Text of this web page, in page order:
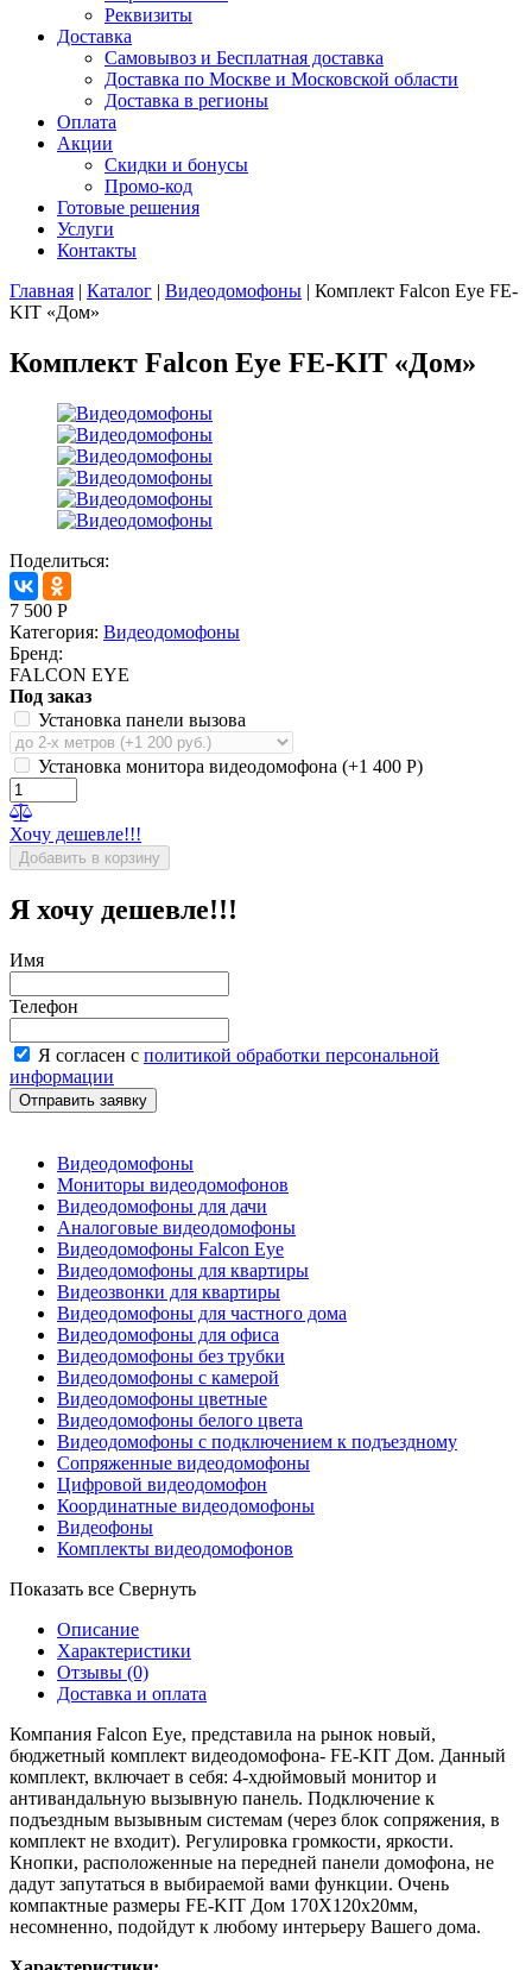
Реквизиты
Доставка
Самовывоз и Бесплатная доставка
Доставка по Москве и Московской области
Доставка в регионы
Оплата
Акции
Скидки и бонусы
Промо-код
Готовые решения
Услуги
Контакты
Главная | Каталог | Видеодомофоны | Комплект Falcon Eye FE-
KIT «Дом»
Комплект Falcon Eye FE-KIT «Дом»
Поделиться:
7 500 Р
Категория: Видеодомофоны
Бренд:
FALCON EYE
Под заказ
Установка панели вызова
Установка монитора видеодомофона (+1 400 Р)
Хочу дешевле!!!
Я хочу дешевле!!!
Имя
Телефон
Я согласен с политикой обработки персональной
информации
Видеодомофоны
Мониторы видеодомофонов
Видеодомофоны для дачи
Аналоговые видеодомофоны
Видеодомофоны Falcon Eye
Видеодомофоны для квартиры
Видеозвонки для квартиры
Видеодомофоны для частного дома
Видеодомофоны для офиса
Видеодомофоны без трубки
Видеодомофоны с камерой
Видеодомофоны цветные
Видеодомофоны белого цвета
Видеодомофоны с подключением к подъездному
Сопряженные видеодомофоны
Цифровой видеодомофон
Координатные видеодомофоны
Видеофоны
Комплекты видеодомофонов
Показать все Свернуть
Описание
Характеристики
Отзывы (0)
Доставка и оплата
Компания Falcon Eye, представила на рынок новый,
бюджетный комплект видеодомофона- FE-KIT Дом. Данный
комплект, включает в себя: 4-хдюймовый монитор и
антивандальную вызывную панель. Подключение к
подъездным вызывным системам (через блок сопряжения, в
комплект не входит). Регулировка громкости, яркости.
Кнопки, расположенные на передней панели домофона, не
дадут запутаться в выбираемой вами функции. Очень
компактные размеры FE-KIT Дом 170Х120х20мм,
несомненно, подойдут к любому интерьеру Вашего дома.